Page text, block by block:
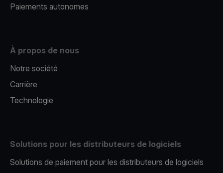
Paiements autonomes
À propos de nous
Notre société
Carrière
Technologie
Solutions pour les distributeurs de logiciels
Solutions de paiement pour les distributeurs de logiciels